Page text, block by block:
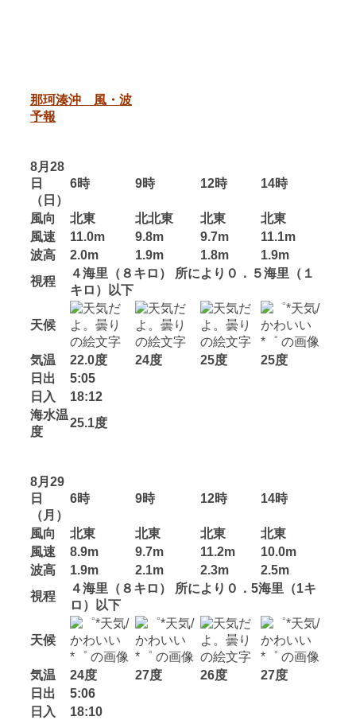
那珂湊沖 風・波
予報
8月28
日
（日）
6時 9時 12時 14時
風向 北東 北北東 北東
北東
風速
11.0m 9.8m 9.7m
11.1m
波高
2.0m 1.9m 1.8m
1.9m
視程
４海里（８キロ） 所により０．５海里（１
キロ）以下
天候
気温 22.0度 24度 25度
25度
日出
5:05
日入
18:12
海水温
度
25.1度
8月29
日
（月）
6時 9時 12時 14時
風向 北東 北東 北東
北東
風速
8.9m 9.7m 11.2m
10.0m
波高
1.9m 2.1m 2.3m
2.5m
視程
４海里（８キロ） 所により０．5海里（1キ
ロ）以下
天候
気温 24度 27度 26度
27度
日出
5:06
日入
18:10